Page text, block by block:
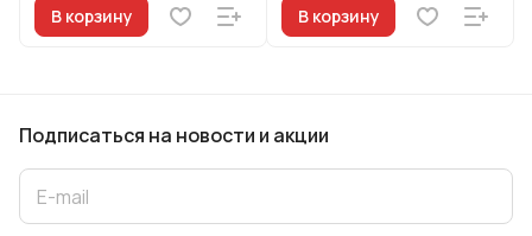
В корзину В корзину
Подписаться на новости и акции